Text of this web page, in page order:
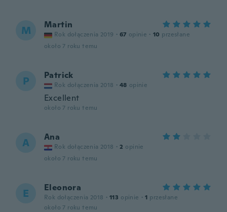
M Martin
Rok dołączenia 2019 · 67 opinie · 10 przesłane
około 7 roku temu
P Patrick
Rok dołączenia 2018 · 48 opinie
Excellent
około 7 roku temu
A Ana
Rok dołączenia 2018 · 2 opinie
około 7 roku temu
E Eleonora
Rok dołączenia 2018 · 113 opinie · 1 przesłane
około 7 roku temu